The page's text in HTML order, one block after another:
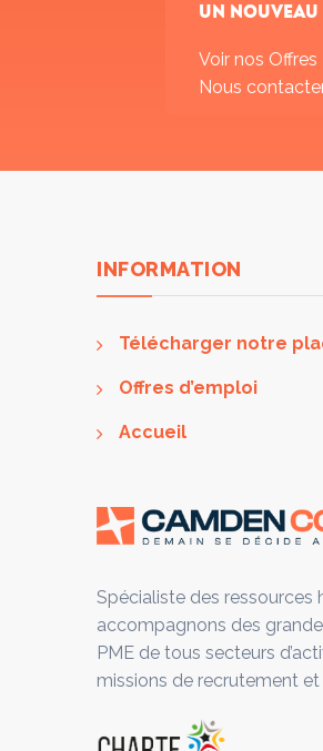
un
Voir nos Offres
Nous
INFORMATION
Télécharger notre
Offres d’emploi
Accueil
Spécialiste des ressources
accompagnons des
PME de tous secteurs
missions de recrutement et